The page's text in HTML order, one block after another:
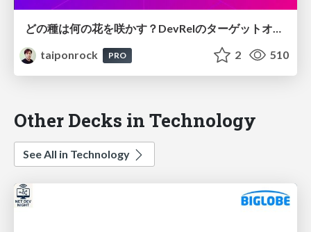
どの種は何の花を咲かす？DevRelのターゲットオーディエンスを知ることの意味
taiponrock
PRO 2 510
Other Decks in Technology
See All in Technology